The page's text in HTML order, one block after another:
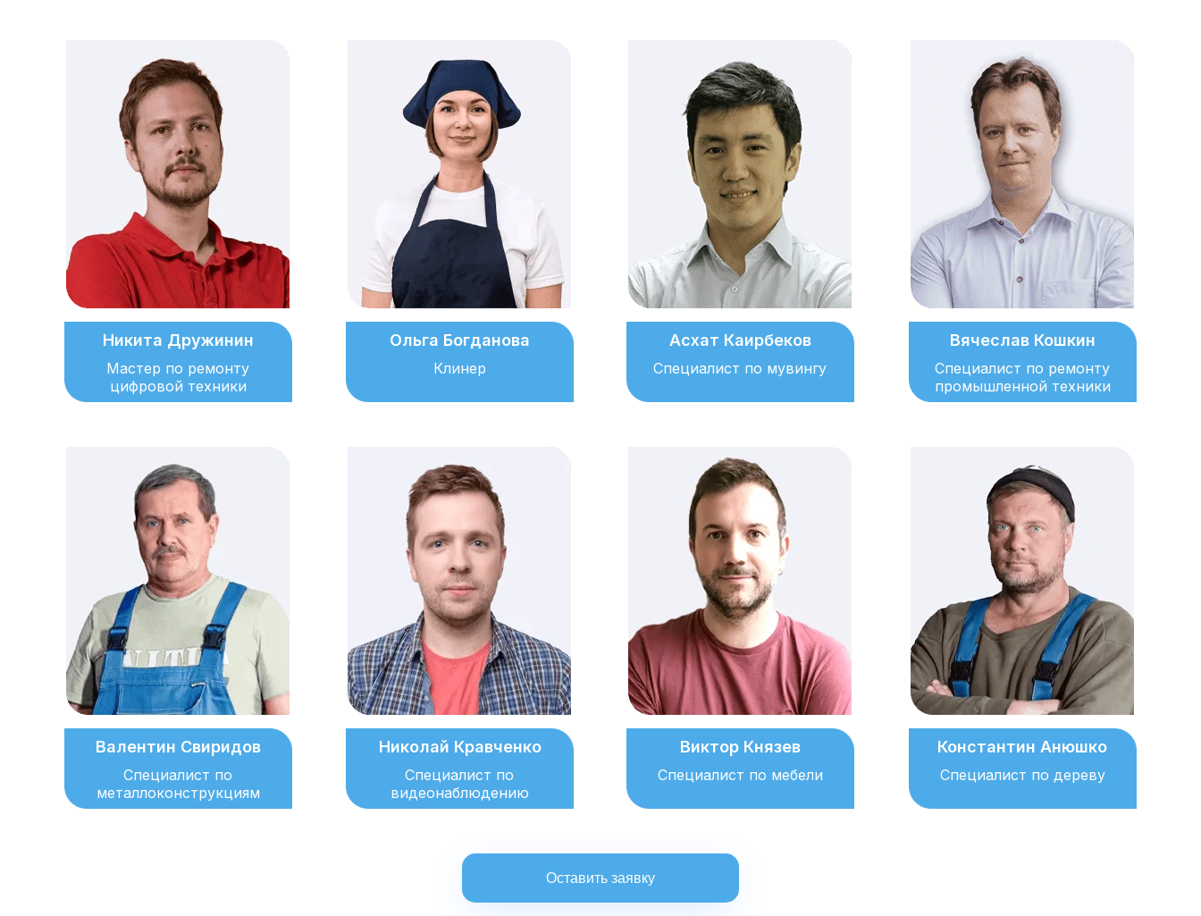
Никита Дружинин
Мастер по ремонту
цифровой техники
Ольга Богданова
Клинер
Асхат Каирбеков
Специалист по мувингу
Вячеслав Кошкин
Специалист по ремонту
промышленной техники
Валентин Свиридов
Специалист по
металлоконструкциям
Николай Кравченко
Специалист по
видеонаблюдению
Виктор Князев
Специалист по мебели
Константин Анюшко
Специалист по дереву
Оставить заявку